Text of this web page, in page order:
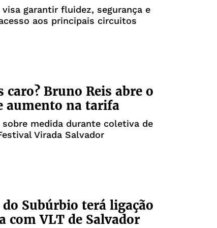
garantir fluidez, segurança e
aos principais circuitos
caro? Bruno Reis abre o
aumento na tarifa
medida durante coletiva de
Virada Salvador
Subúrbio terá ligação
com VLT de Salvador